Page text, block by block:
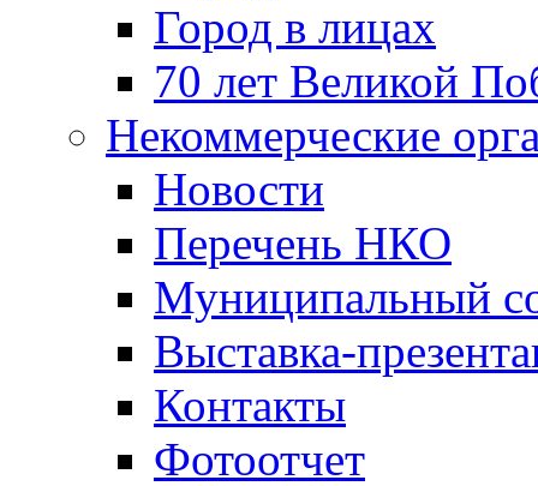
Город в лицах
70 лет Великой
Некоммерческие
Новости
Перечень НКО
Муниципальный
Выставка-
Контакты
Фотоотчет